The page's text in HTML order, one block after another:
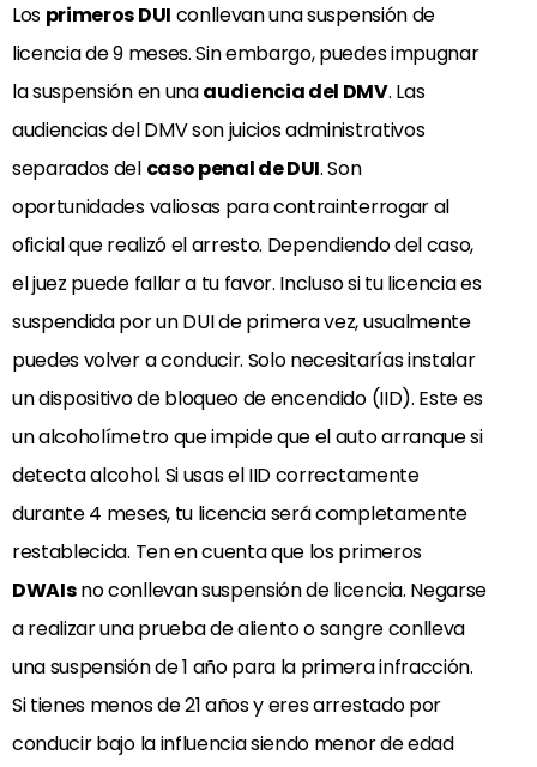
Los primeros DUI conllevan una suspensión de
licencia de 9 meses. Sin embargo, puedes impugnar
la suspensión en unaaudiencia del DMV. Las
audiencias del DMV son juicios administrativos
separados del caso penal de DUI. Son
oportunidades valiosas para contrainterrogar al
oficial que realizó el arresto. Dependiendo del caso,
el juez puede fallar a tu favor. Incluso si tu licencia es
suspendida por un DUI de primera vez, usualmente
puedes volver a conducir. Solo necesitarías instalar
un dispositivo de bloqueo de encendido (IID). Este es
un alcoholímetro que impide que el auto arranque si
detecta alcohol. Si usas el IID correctamente
durante 4 meses, tu licencia será completamente
restablecida. Ten en cuenta que los primeros
DWAIsno conllevan suspensión de licencia. Negarse
a realizar una prueba de aliento o sangre conlleva
una suspensión de 1 año para la primera infracción.
Si tienes menos de 21 años y eres arrestado por
conducir bajo la influencia siendo menor de edad